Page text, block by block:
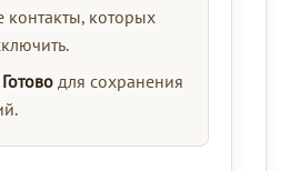
контакты, которых
Готово для сохранения